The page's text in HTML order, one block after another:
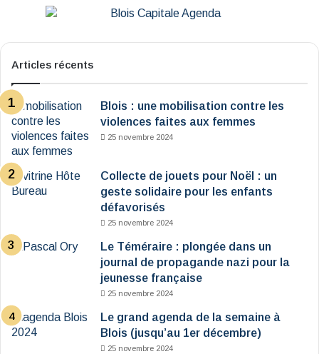
Articles récents
Blois : une mobilisation contre les
violences faites aux femmes
25 novembre 2024
Collecte de jouets pour Noël : un
geste solidaire pour les enfants
défavorisés
25 novembre 2024
Le Téméraire : plongée dans un
journal de propagande nazi pour la
jeunesse française
25 novembre 2024
Le grand agenda de la semaine à
Blois (jusqu’au 1er décembre)
25 novembre 2024